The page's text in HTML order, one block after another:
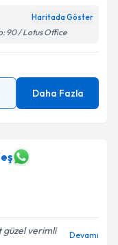
Daha Fazla
güzel verimli